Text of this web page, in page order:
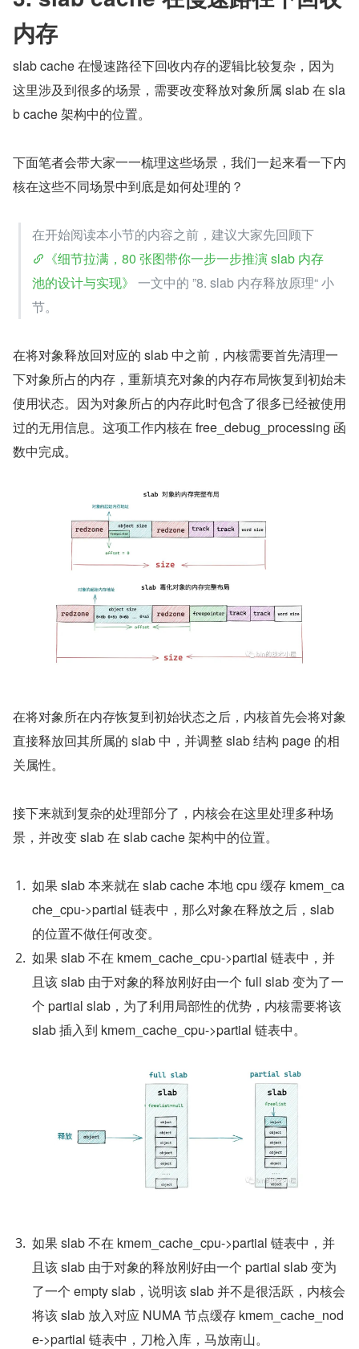
内存
slab cache 在慢速路径下回收内存的逻辑比较复杂，因为
这里涉及到很多的场景，需要改变释放对象所属 slab 在 sla
b cache 架构中的位置。
下面笔者会带大家一一梳理这些场景，我们一起来看一下内
核在这些不同场景中到底是如何处理的？
《细节拉满，80 张图带你一步一步推演 slab 内存
池的设计与实现》 一文中的 ”8. slab 内存释放原理“ 小
节。
在将对象释放回对应的 slab 中之前，内核需要首先清理一
下对象所占的内存，重新填充对象的内存布局恢复到初始未
使用状态。因为对象所占的内存此时包含了很多已经被使用
过的无用信息。这项工作内核在 free_debug_processing 函
数中完成。
在将对象所在内存恢复到初始状态之后，内核首先会将对象
直接释放回其所属的 slab 中，并调整 slab 结构 page 的相
关属性。
接下来就到复杂的处理部分了，内核会在这里处理多种场
景，并改变 slab 在 slab cache 架构中的位置。
如果 slab 本来就在 slab cache 本地 cpu 缓存 kmem_ca
che_cpu->partial 链表中，那么对象在释放之后，slab
的位置不做任何改变。
如果 slab 不在 kmem_cache_cpu->partial 链表中，并
且该 slab 由于对象的释放刚好由一个 full slab 变为了一
个 partial slab，为了利用局部性的优势，内核需要将该
slab 插入到 kmem_cache_cpu->partial 链表中。
如果 slab 不在 kmem_cache_cpu->partial 链表中，并
且该 slab 由于对象的释放刚好由一个 partial slab 变为
了一个 empty slab，说明该 slab 并不是很活跃，内核会
将该 slab 放入对应 NUMA 节点缓存 kmem_cache_nod
e->partial 链表中，刀枪入库，马放南山。